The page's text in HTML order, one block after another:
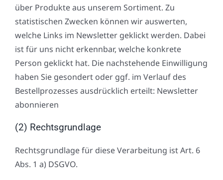
über Produkte aus unserem Sortiment. Zu
statistischen Zwecken können wir auswerten,
welche Links im Newsletter geklickt werden. Dabei
ist für uns nicht erkennbar, welche konkrete
Person geklickt hat. Die nachstehende Einwilligung
haben Sie gesondert oder ggf. im Verlauf des
Bestellprozesses ausdrücklich erteilt: Newsletter
abonnieren
(2) Rechtsgrundlage
Rechtsgrundlage für diese Verarbeitung ist Art. 6
Abs. 1 a) DSGVO.